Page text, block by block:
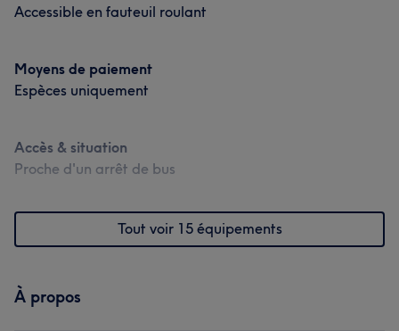
Accessible en fauteuil roulant
Moyens de paiement
Espèces uniquement
Accès & situation
Proche d'un arrêt de bus
Tout voir 15 équipements
À propos